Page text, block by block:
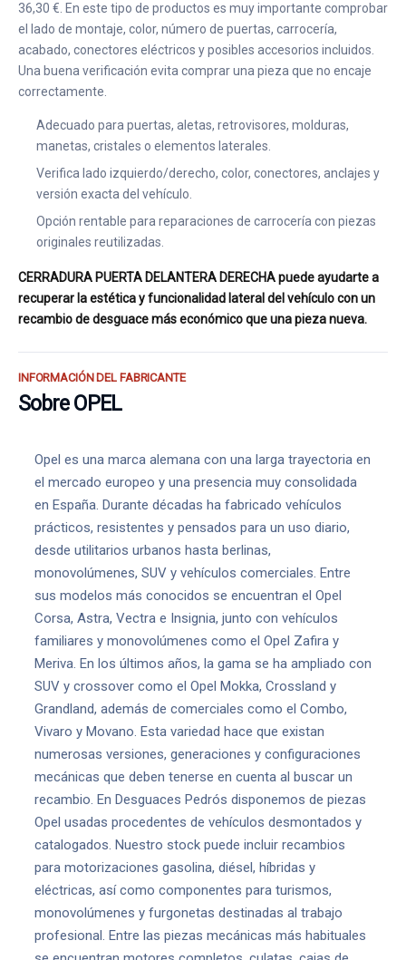
36,30 €. En este tipo de productos es muy importante comprobar
el lado de montaje, color, número de puertas, carrocería,
acabado, conectores eléctricos y posibles accesorios incluidos.
Una buena verificación evita comprar una pieza que no encaje
correctamente.
Adecuado para puertas, aletas, retrovisores, molduras,
manetas, cristales o elementos laterales.
Verifica lado izquierdo/derecho, color, conectores, anclajes y
versión exacta del vehículo.
Opción rentable para reparaciones de carrocería con piezas
originales reutilizadas.
CERRADURA PUERTA DELANTERA DERECHA puede ayudarte a
recuperar la estética y funcionalidad lateral del vehículo con un
recambio de desguace más económico que una pieza nueva.
INFORMACIÓN DEL FABRICANTE
Sobre OPEL
Opel es una marca alemana con una larga trayectoria en
el mercado europeo y una presencia muy consolidada
en España. Durante décadas ha fabricado vehículos
prácticos, resistentes y pensados para un uso diario,
desde utilitarios urbanos hasta berlinas,
monovolúmenes, SUV y vehículos comerciales. Entre
sus modelos más conocidos se encuentran el Opel
Corsa, Astra, Vectra e Insignia, junto con vehículos
familiares y monovolúmenes como el Opel Zafira y
Meriva. En los últimos años, la gama se ha ampliado con
SUV y crossover como el Opel Mokka, Crossland y
Grandland, además de comerciales como el Combo,
Vivaro y Movano. Esta variedad hace que existan
numerosas versiones, generaciones y configuraciones
mecánicas que deben tenerse en cuenta al buscar un
recambio. En Desguaces Pedrós disponemos de piezas
Opel usadas procedentes de vehículos desmontados y
catalogados. Nuestro stock puede incluir recambios
para motorizaciones gasolina, diésel, híbridas y
eléctricas, así como componentes para turismos,
monovolúmenes y furgonetas destinadas al trabajo
profesional. Entre las piezas mecánicas más habituales